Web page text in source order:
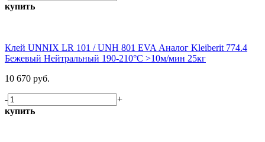
купить
Клей UNNIX LR 101 / UNH 801 EVA Аналог Kleiberit 774.4
Бежевый Нейтральный 190-210°С >10м/мин 25кг
10 670 руб.
-
+
купить